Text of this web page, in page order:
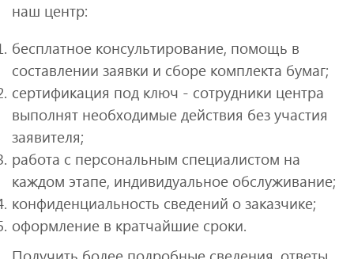
наш центр:
бесплатное консультирование, помощь в
составлении заявки и сборе комплекта бумаг;
сертификация под ключ - сотрудники центра
выполнят необходимые действия без участия
заявителя;
работа с персональным специалистом на
каждом этапе, индивидуальное обслуживание;
конфиденциальность сведений о заказчике;
оформление в кратчайшие сроки.